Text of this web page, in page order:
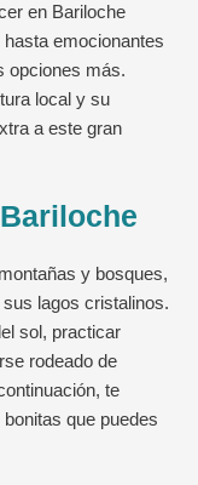
en Bariloche
emocionantes
opciones más.
local y su
a este gran
y bosques,
lagos cristalinos.
sol, practicar
rodeado de
te
que puedes